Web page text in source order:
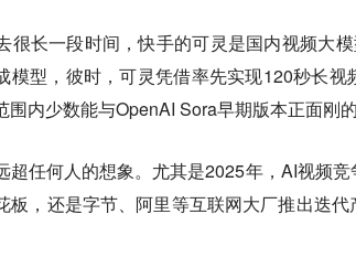
很长一段时间，快手的可灵是国内视频大
模型，彼时，可灵凭借率先实现120秒长
内少数能与OpenAI Sora早期版本正面刚的
超任何人的想象。尤其是2025年，AI视频
板，还是字节、阿里等互联网大厂推出迭